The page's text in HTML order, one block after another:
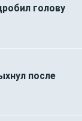
голову
после